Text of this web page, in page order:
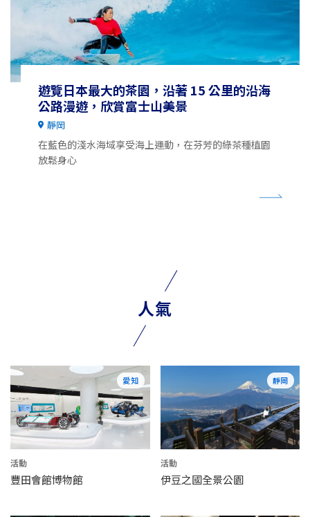
遊覽日本最大的茶園，沿著 15 公里的沿海
公路漫遊，欣賞富士山美景
靜岡
在藍色的淺水海域享受海上運動，在芬芳的綠茶種植園
放鬆身心
人氣
愛知
活動
豐田會館博物館
靜岡
活動
伊豆之國全景公園